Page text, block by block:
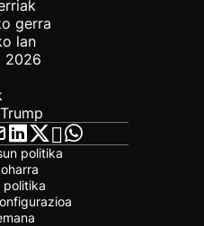
gerra
lan
2026
politika
politika